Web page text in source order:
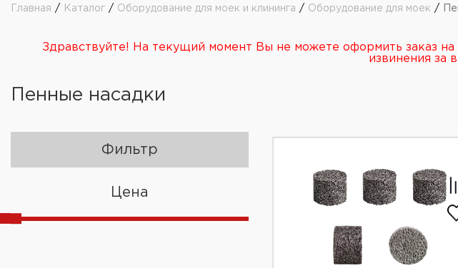
Главная / Каталог / Оборудование для моек и клининга / Оборудование для моек /
Здравствуйте! На текущий момент Вы не можете оформить заказ
извинения за
Пенные насадки
Фильтр
Цена